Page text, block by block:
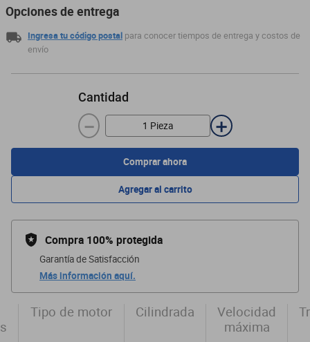
Opciones de entrega
Ingresa tu código postal para conocer tiempos de entrega y costos de
envío
Cantidad
＋
－
Comprar ahora
Agregar al carrito
Compra 100% protegida
Garantía de Satisfacción
Más información aquí.
Tipo de motor Cilindrada
Velocidad
máxima